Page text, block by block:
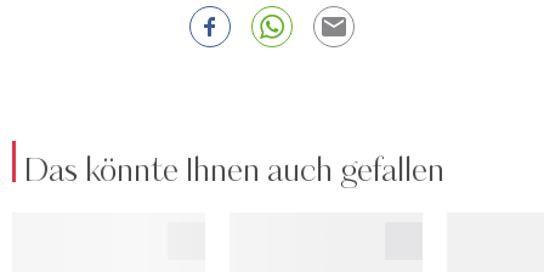
Das könnte Ihnen auch gefallen